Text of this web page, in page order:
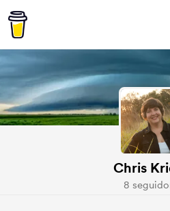
Chris
8